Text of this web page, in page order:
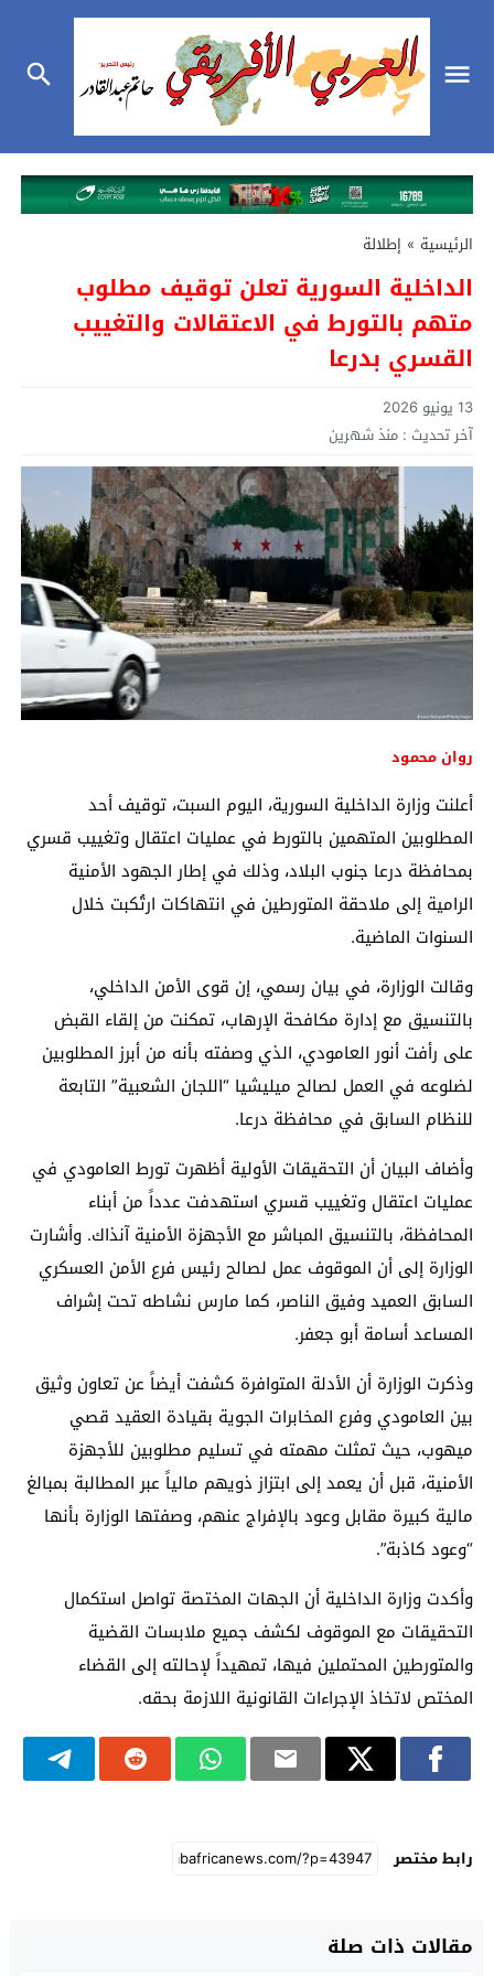
الرئيسية » إطلالة
الداخلية السورية تعلن توقيف مطلوب
متهم بالتورط في الاعتقالات والتغييب
القسري بدرعا
13 يونيو 2026
آخر تحديث : منذ شهرين
روان محمود
أعلنت وزارة الداخلية السورية، اليوم السبت، توقيف أحد
المطلوبين المتهمين بالتورط في عمليات اعتقال وتغييب قسري
بمحافظة درعا جنوب البلاد، وذلك في إطار الجهود الأمنية
الرامية إلى ملاحقة المتورطين في انتهاكات ارتُكبت خلال
السنوات الماضية.
وقالت الوزارة، في بيان رسمي، إن قوى الأمن الداخلي،
بالتنسيق مع إدارة مكافحة الإرهاب، تمكنت من إلقاء القبض
على رأفت أنور العامودي، الذي وصفته بأنه من أبرز المطلوبين
لضلوعه في العمل لصالح ميليشيا “اللجان الشعبية” التابعة
للنظام السابق في محافظة درعا.
وأضاف البيان أن التحقيقات الأولية أظهرت تورط العامودي في
عمليات اعتقال وتغييب قسري استهدفت عدداً من أبناء
المحافظة، بالتنسيق المباشر مع الأجهزة الأمنية آنذاك. وأشارت
الوزارة إلى أن الموقوف عمل لصالح رئيس فرع الأمن العسكري
السابق العميد وفيق الناصر، كما مارس نشاطه تحت إشراف
المساعد أسامة أبو جعفر.
وذكرت الوزارة أن الأدلة المتوافرة كشفت أيضاً عن تعاون وثيق
بين العامودي وفرع المخابرات الجوية بقيادة العقيد قصي
ميهوب، حيث تمثلت مهمته في تسليم مطلوبين للأجهزة
الأمنية، قبل أن يعمد إلى ابتزاز ذويهم مالياً عبر المطالبة بمبالغ
مالية كبيرة مقابل وعود بالإفراج عنهم، وصفتها الوزارة بأنها
“وعود كاذبة”.
وأكدت وزارة الداخلية أن الجهات المختصة تواصل استكمال
التحقيقات مع الموقوف لكشف جميع ملابسات القضية
والمتورطين المحتملين فيها، تمهيداً لإحالته إلى القضاء
المختص لاتخاذ الإجراءات القانونية اللازمة بحقه.
رابط مختصر
مقالات ذات صلة